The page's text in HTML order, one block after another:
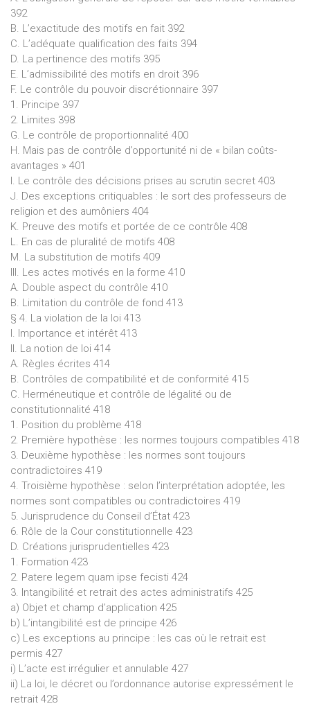
392
B. L’exactitude des motifs en fait 392
C. L’adéquate qualification des faits 394
D. La pertinence des motifs 395
E. L’admissibilité des motifs en droit 396
F. Le contrôle du pouvoir discrétionnaire 397
1. Principe 397
2. Limites 398
G. Le contrôle de proportionnalité 400
H. Mais pas de contrôle d’opportunité ni de « bilan coûts-
avantages » 401
I. Le contrôle des décisions prises au scrutin secret 403
J. Des exceptions critiquables : le sort des professeurs de
religion et des aumôniers 404
K. Preuve des motifs et portée de ce contrôle 408
L. En cas de pluralité de motifs 408
M. La substitution de motifs 409
III. Les actes motivés en la forme 410
A. Double aspect du contrôle 410
B. Limitation du contrôle de fond 413
§ 4. La violation de la loi 413
I. Importance et intérêt 413
II. La notion de loi 414
A. Règles écrites 414
B. Contrôles de compatibilité et de conformité 415
C. Herméneutique et contrôle de légalité ou de
constitutionnalité 418
1. Position du problème 418
2. Première hypothèse : les normes toujours compatibles 418
3. Deuxième hypothèse : les normes sont toujours
contradictoires 419
4. Troisième hypothèse : selon l’interprétation adoptée, les
normes sont compatibles ou contradictoires 419
5. Jurisprudence du Conseil d’État 423
6. Rôle de la Cour constitutionnelle 423
D. Créations jurisprudentielles 423
1. Formation 423
2. Patere legem quam ipse fecisti 424
3. Intangibilité et retrait des actes administratifs 425
a) Objet et champ d’application 425
b) L’intangibilité est de principe 426
c) Les exceptions au principe : les cas où le retrait est
permis 427
i) L’acte est irrégulier et annulable 427
ii) La loi, le décret ou l’ordonnance autorise expressément le
retrait 428